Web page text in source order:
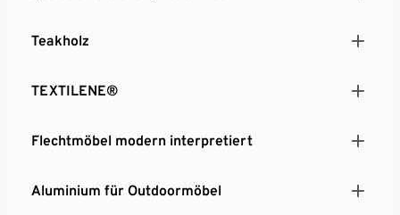
Teakholz
TEXTILENE®
Flechtmöbel modern interpretiert
Aluminium für Outdoormöbel